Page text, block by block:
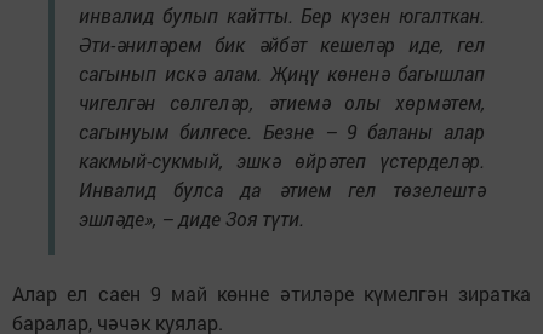
инвалид булып кайтты. Бер күзен югалткан.
Әти-әниләрем бик әйбәт кешеләр иде, гел
сагынып искә алам. Җиңү көненә багышлап
чигелгән сөлгеләр, әтиемә олы хөрмәтем,
сагынуым билгесе. Безне – 9 баланы алар
какмый-сукмый, эшкә өйрәтеп үстерделәр.
Инвалид булса да әтием гел төзелештә
эшләде», – диде Зоя түти.
Алар ел саен 9 май көнне әтиләре күмелгән зиратка
баралар, чәчәк куялар.